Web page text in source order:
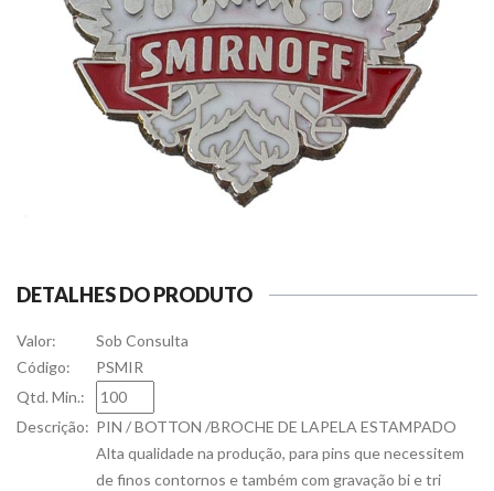
DETALHES DO PRODUTO
Valor:
Sob Consulta
Código:
PSMIR
Qtd. Min.:
Descrição: PIN / BOTTON /BROCHE DE LAPELA ESTAMPADO
Alta qualidade na produção, para pins que necessitem
de finos contornos e também com gravação bi e tri